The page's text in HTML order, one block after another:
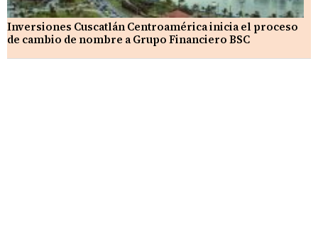
Inversiones Cuscatlán Centroamérica inicia el proceso
de cambio de nombre a Grupo Financiero BSC